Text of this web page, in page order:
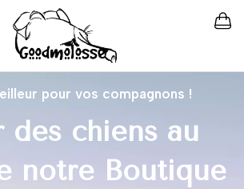
pour vos compagnons !
des chiens au
notre Boutique